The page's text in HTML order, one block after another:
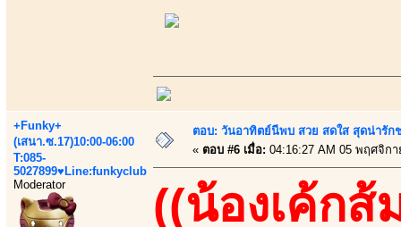
+Funky+
(เสนา.ซ.17)10:00-06:00
T:085-
5027899♥Line:funkyclub
Moderator
ตอบ: วันอาทิตย์นีพบ สวย สดใส สุดน่ารัก
« ตอบ #6 เมื่อ: 04:16:27 AM 05 พฤศจิก
((น้องเค้กส้